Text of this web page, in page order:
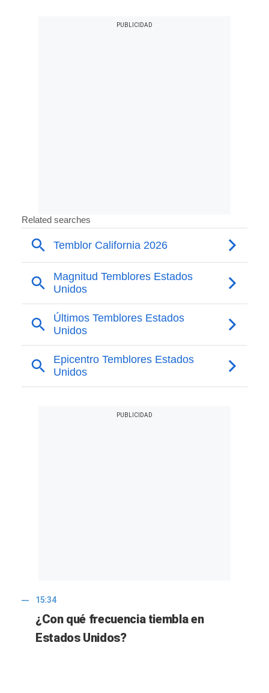
15:34
¿Con qué frecuencia tiembla en
Estados Unidos?